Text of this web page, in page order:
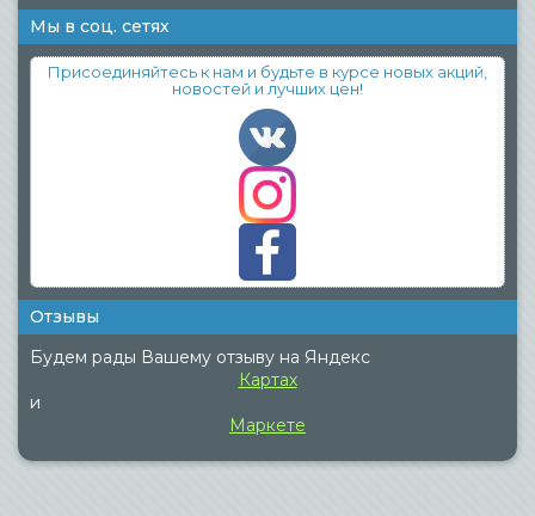
Мы в соц. сетях
Присоединяйтесь к нам и будьте в курсе новых акций,
новостей и лучших цен!
Отзывы
Будем рады Вашему отзыву на Яндекс
Картах
и
Маркете